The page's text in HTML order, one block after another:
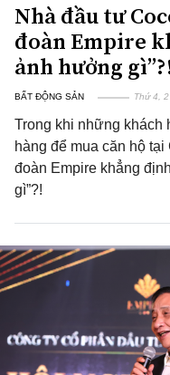
Nhà đầu tư
đoàn Empire
ảnh hưởng
BẤT ĐỘNG SẢN Thứ 4,
Trong khi những khách
hàng để mua căn hộ
đoàn Empire khẳng
gì”?!